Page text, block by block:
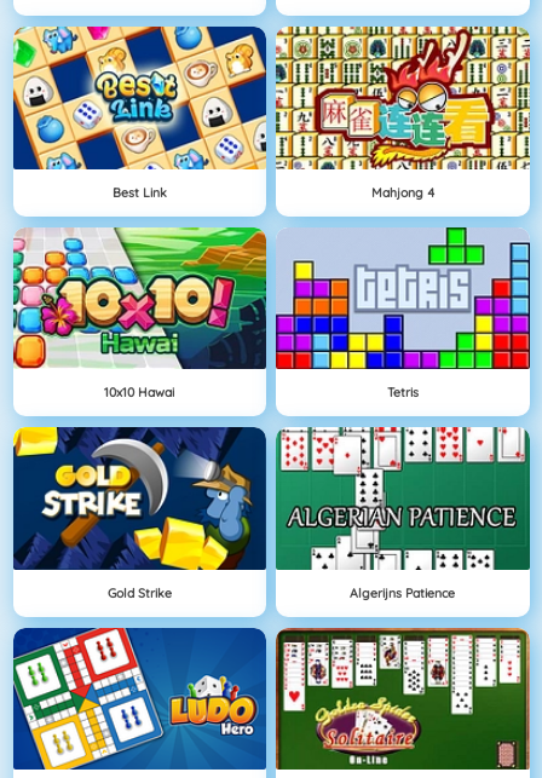
Best Link Mahjong 4
10x10 Hawai Tetris
Gold Strike Algerijns Patience